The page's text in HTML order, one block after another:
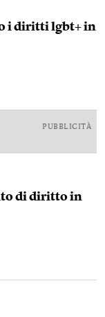
i diritti lgbt+ in
PUBBLICITÀ
di diritto in